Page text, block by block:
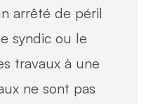
arrêté de péril
syndic ou le
travaux à une
ne sont pas